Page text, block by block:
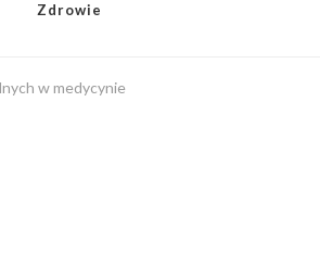
Zdrowie
w medycynie